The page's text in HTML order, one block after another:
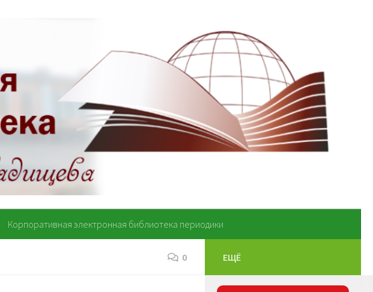
Корпоративная электронная библиотека периодики
0 ЕЩЁ